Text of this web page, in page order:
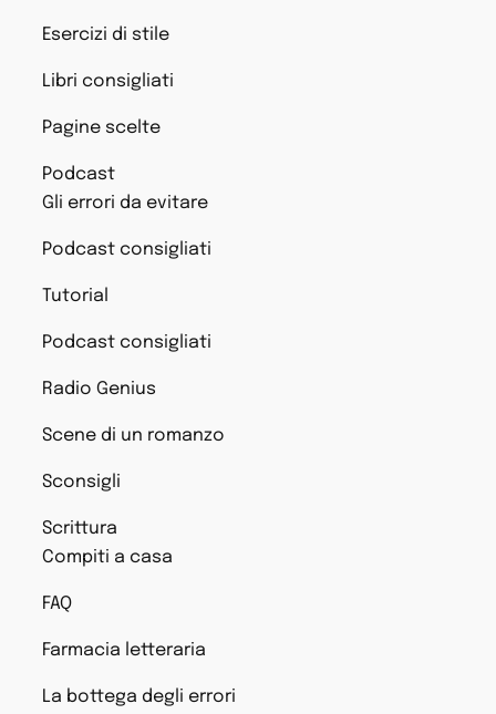
Esercizi di stile
Libri consigliati
Pagine scelte
Podcast
Gli errori da evitare
Podcast consigliati
Tutorial
Podcast consigliati
Radio Genius
Scene di un romanzo
Sconsigli
Scrittura
Compiti a casa
FAQ
Farmacia letteraria
La bottega degli errori